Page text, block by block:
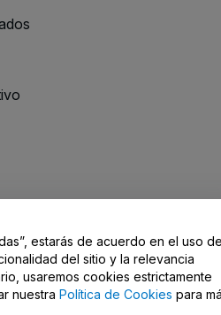
Contacto
estarás de acuerdo en el uso
del sitio y la relevancia
usaremos cookies estrictamente
nuestra Política de Cookies para